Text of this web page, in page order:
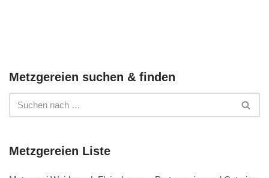
Metzgereien suchen & finden
Metzgereien Liste